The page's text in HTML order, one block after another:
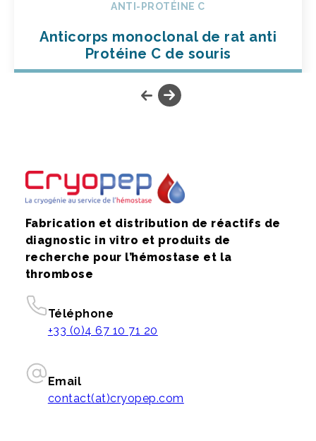
ANTI-PROTÉINE C
Anticorps monoclonal de rat anti
Protéine C de souris
Fabrication et distribution de réactifs de
diagnostic in vitro et produits de
recherche pour l’hémostase et la
thrombose
Téléphone
+33 (0)4 67 10 71 20
Email
contact(at)cryopep.com